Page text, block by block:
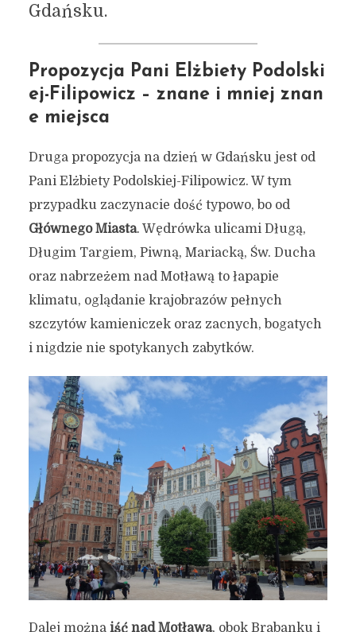
Gdańsku.
Propozycja Pani Elżbiety Podolski
ej-Filipowicz – znane i mniej znan
e miejsca
Druga propozycja na dzień w Gdańsku jest od
Pani Elżbiety Podolskiej-Filipowicz. W tym
przypadku zaczynacie dość typowo, bo od
Głównego Miasta. Wędrówka ulicami Długą,
Długim Targiem, Piwną, Mariacką, Św. Ducha
oraz nabrzeżem nad Motławą to łapapie
klimatu, oglądanie krajobrazów pełnych
szczytów kamieniczek oraz zacnych, bogatych
i nigdzie nie spotykanych zabytków.
Dalej można iść nad Motławą, obok Brabanku i